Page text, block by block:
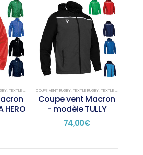
, TEXTILE RUGBY PRÉSENTATION
HERO
COUPE VENT RUGBY, TEXTILE RUGBY, TEXTILE RUGBY PRÉSENTATION
Coupe vent Macron
- modèle TULLY
74,00€